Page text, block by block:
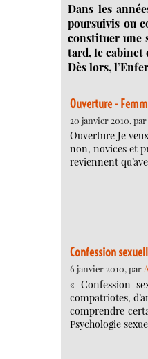
Dans les
poursuivis ou
constituer une
tard, le cabinet
Dès lors,
Ouverture -
20 janvier 2010, par
Ouverture Je
non, novices et
reviennent
Confession
6 janvier 2010, par
« Confession
compatriotes,
comprendre
Psychologie